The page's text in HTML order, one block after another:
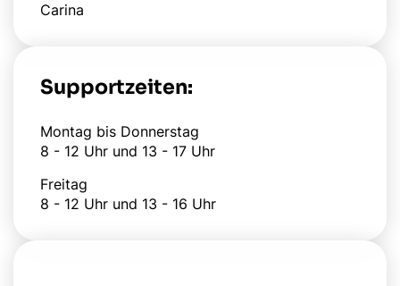
Carina
Supportzeiten:
Montag bis Donnerstag
8 - 12 Uhr und 13 - 17 Uhr
Freitag
8 - 12 Uhr und 13 - 16 Uhr